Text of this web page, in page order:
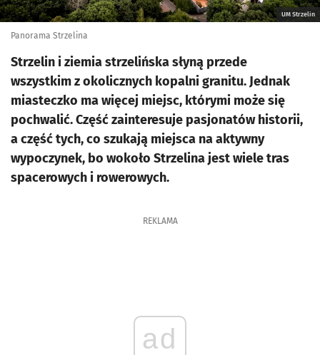
UM Strzelin
Panorama Strzelina
Strzelin i ziemia strzelińska słyną przede
wszystkim z okolicznych kopalni granitu. Jednak
miasteczko ma więcej miejsc, którymi może się
pochwalić. Część zainteresuje pasjonatów historii,
a część tych, co szukają miejsca na aktywny
wypoczynek, bo wokoło Strzelina jest wiele tras
spacerowych i rowerowych.
REKLAMA
ad